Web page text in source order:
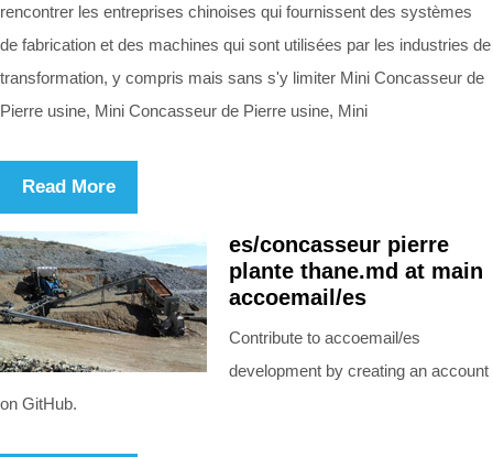
rencontrer les entreprises chinoises qui fournissent des systèmes
de fabrication et des machines qui sont utilisées par les industries de
transformation, y compris mais sans s'y limiter Mini Concasseur de
Pierre usine, Mini Concasseur de Pierre usine, Mini
Read More
es/concasseur pierre
plante thane.md at main
accoemail/es
Contribute to accoemail/es
development by creating an account
on GitHub.